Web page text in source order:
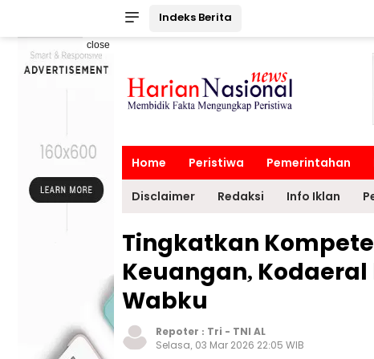
Indeks Berita
close
Home Peristiwa Pemerintahan
Disclaimer Redaksi Info Iklan
Tingkatkan
Keuangan,
Wabku
Repoter : Tri - TNI AL
Selasa, 03 Mar 2026 22:05 WIB